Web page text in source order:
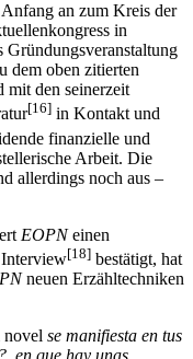
an zum Kreis der
in
Gründungsveranstaltung
dem oben zitierten
mit den seinerzeit
[16] in Kontakt und
finanzielle und
Arbeit. Die
allerdings noch aus –
EOPNeinen
[18] bestätigt, hat
neuen Erzähltechniken
novel se manifiesta en tus